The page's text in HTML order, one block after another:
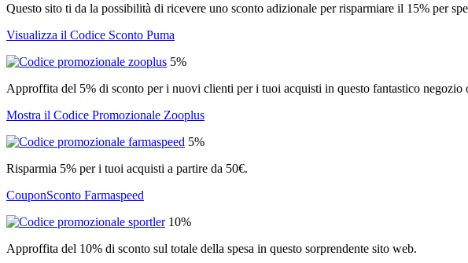
Questo sito ti da la possibilità di ricevere uno sconto adizionale per risparmiare il 15% per
Visualizza il Codice Sconto Puma
5%
Approffita del 5% di sconto per i nuovi clienti per i tuoi acquisti in questo fantastico negozio
Mostra il Codice Promozionale Zooplus
5%
Risparmia 5% per i tuoi acquisti a partire da 50€.
CouponSconto Farmaspeed
10%
Approffita del 10% di sconto sul totale della spesa in questo sorprendente sito web.